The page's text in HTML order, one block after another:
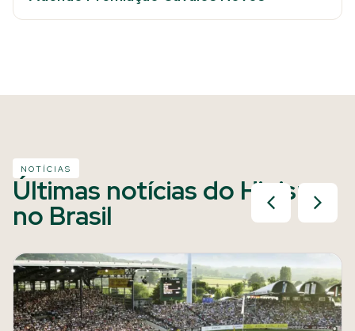
NOTÍCIAS
Últimas notícias do Hipismo
no Brasil